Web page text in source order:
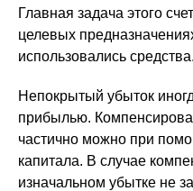
Главная задача этого
целевых
использовались средства.
Непокрытый убыток
прибылью.
частично можно при
капитала. В случае
изначальном убытке не